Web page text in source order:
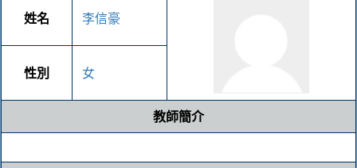
姓名 李信豪
性別 女
教師簡介